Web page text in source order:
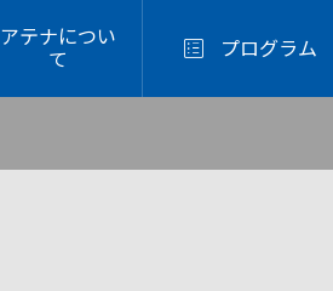
アテナについ
て
 プログラム